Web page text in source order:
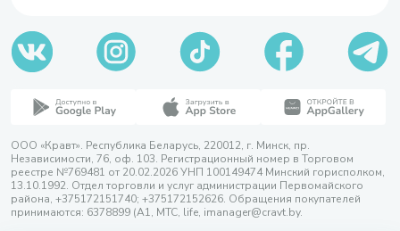
ООО «Кравт». Республика Беларусь, 220012, г. Минск, пр.
Независимости, 76, оф. 103. Регистрационный номер в Торговом
реестре №769481 от 20.02.2026 УНП 100149474 Минский горисполком,
13.10.1992. Отдел торговли и услуг администрации Первомайского
района, +375172151740; +375172152626. Обращения покупателей
принимаются: 6378899 (А1, МТС, life, imanager@cravt.by.